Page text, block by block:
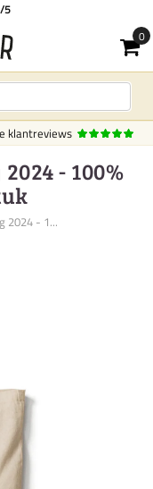
klantreviews
- 100%
2024 - 1...